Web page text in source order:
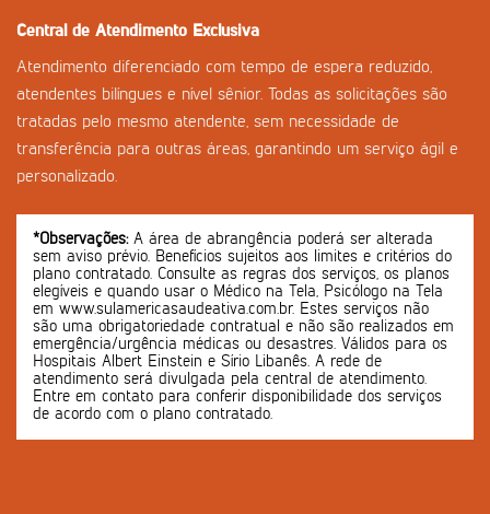
Central de Atendimento Exclusiva
Atendimento diferenciado com tempo de espera reduzido,
atendentes bilíngues e nível sênior. Todas as solicitações são
tratadas pelo mesmo atendente, sem necessidade de
transferência para outras áreas, garantindo um serviço ágil e
personalizado.
*Observações:A área de abrangência poderá ser alterada
sem aviso prévio. Benefícios sujeitos aos limites e critérios do
plano contratado. Consulte as regras dos serviços, os planos
elegíveis e quando usar o Médico na Tela, Psicólogo na Tela
em www.sulamericasaudeativa.com.br. Estes serviços não
são uma obrigatoriedade contratual e não são realizados em
emergência/urgência médicas ou desastres. Válidos para os
Hospitais Albert Einstein e Sírio Libanês. A rede de
atendimento será divulgada pela central de atendimento.
Entre em contato para conferir disponibilidade dos serviços
de acordo com o plano contratado.